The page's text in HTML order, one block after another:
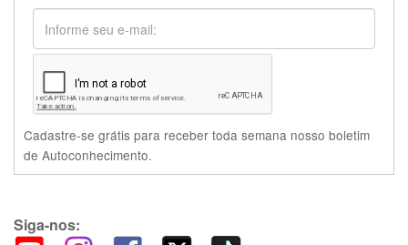
Cadastre-se grátis para receber toda semana nosso boletim
de Autoconhecimento.
Siga-nos: